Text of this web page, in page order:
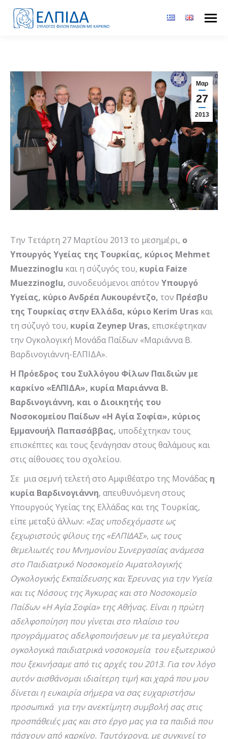
Μαρ
27
2013
Την Τετάρτη 27 Μαρτίου 2013 το μεσημέρι, ο
Υπουργός Υγείας της Τουρκίας, κύριος Mehmet
Muezzinoglu και η σύζυγός του, κυρία Faize
Muezzinoglu, συνοδευόμενοι απότον Υπουργό
Υγείας, κύριο Ανδρέα Λυκουρέντζο, τον Πρέσβυ
της Τουρκίας στην Ελλάδα, κύριο Kerim Uras και
τη σύζυγό του, κυρία Zeynep Uras, επισκέφτηκαν
την Ογκολογική Μονάδα Παίδων «Μαριάννα Β.
Βαρδινογιάννη-ΕΛΠΙΔΑ».
Η Πρόεδρος του Συλλόγου Φίλων Παιδιών με
καρκίνο «ΕΛΠΙΔΑ», κυρία Μαριάννα Β.
Βαρδινογιάννη, και ο Διοικητής του
Νοσοκομείου Παίδων «Η Αγία Σοφία», κύριος
Εμμανουήλ Παπασάββας, υποδέχτηκαν τους
επισκέπτες και τους ξενάγησαν στους θαλάμους και
στις αίθουσες του σχολείου.
Σε μια σεμνή τελετή στο Αμφιθέατρο της Μονάδας η
κυρία Βαρδινογιάννη, απευθυνόμενη στους
Υπουργούς Υγείας της Ελλάδας και της Τουρκίας,
είπε μεταξύ άλλων: «Σας υποδεχόμαστε ως
ξεχωριστούς φίλους της «ΕΛΠΙΔΑΣ», ως τους
θεμελιωτές του Μνημονίου Συνεργασίας ανάμεσα
στο Παιδιατρικό Νοσοκομείο Αιματολογικής
Ογκολογικής Εκπαίδευσης και Έρευνας για την Υγεία
και τις Νόσους της Άγκυρας και στο Νοσοκομείο
Παίδων «Η Αγία Σοφία» της Αθήνας. Είναι η πρώτη
αδελφοποίηση που γίνεται στο πλαίσιο του
προγράμματος αδελφοποιήσεων με τα μεγαλύτερα
ογκολογικά παιδιατρικά νοσοκομεία του εξωτερικού
που ξεκινήσαμε από τις αρχές του 2013. Για τον λόγο
αυτόν αισθάνομαι ιδιαίτερη τιμή και χαρά που μου
δίνεται η ευκαιρία σήμερα να σας ευχαριστήσω
προσωπικά για την ανεκτίμητη συμβολή σας στις
προσπάθειές μας και στο έργο μας για τα παιδιά που
πάσχουν από καρκίνο. Ταυτόχρονα, με συγκινεί το